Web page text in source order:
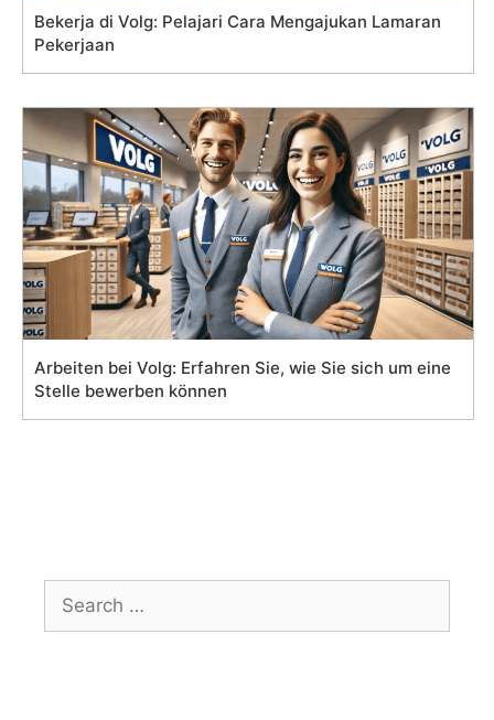
Bekerja di Volg: Pelajari Cara Mengajukan Lamaran
Pekerjaan
Arbeiten bei Volg: Erfahren Sie, wie Sie sich um eine
Stelle bewerben können
Search
for: